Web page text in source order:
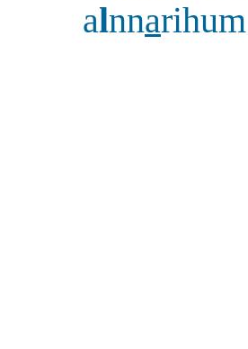
alnna